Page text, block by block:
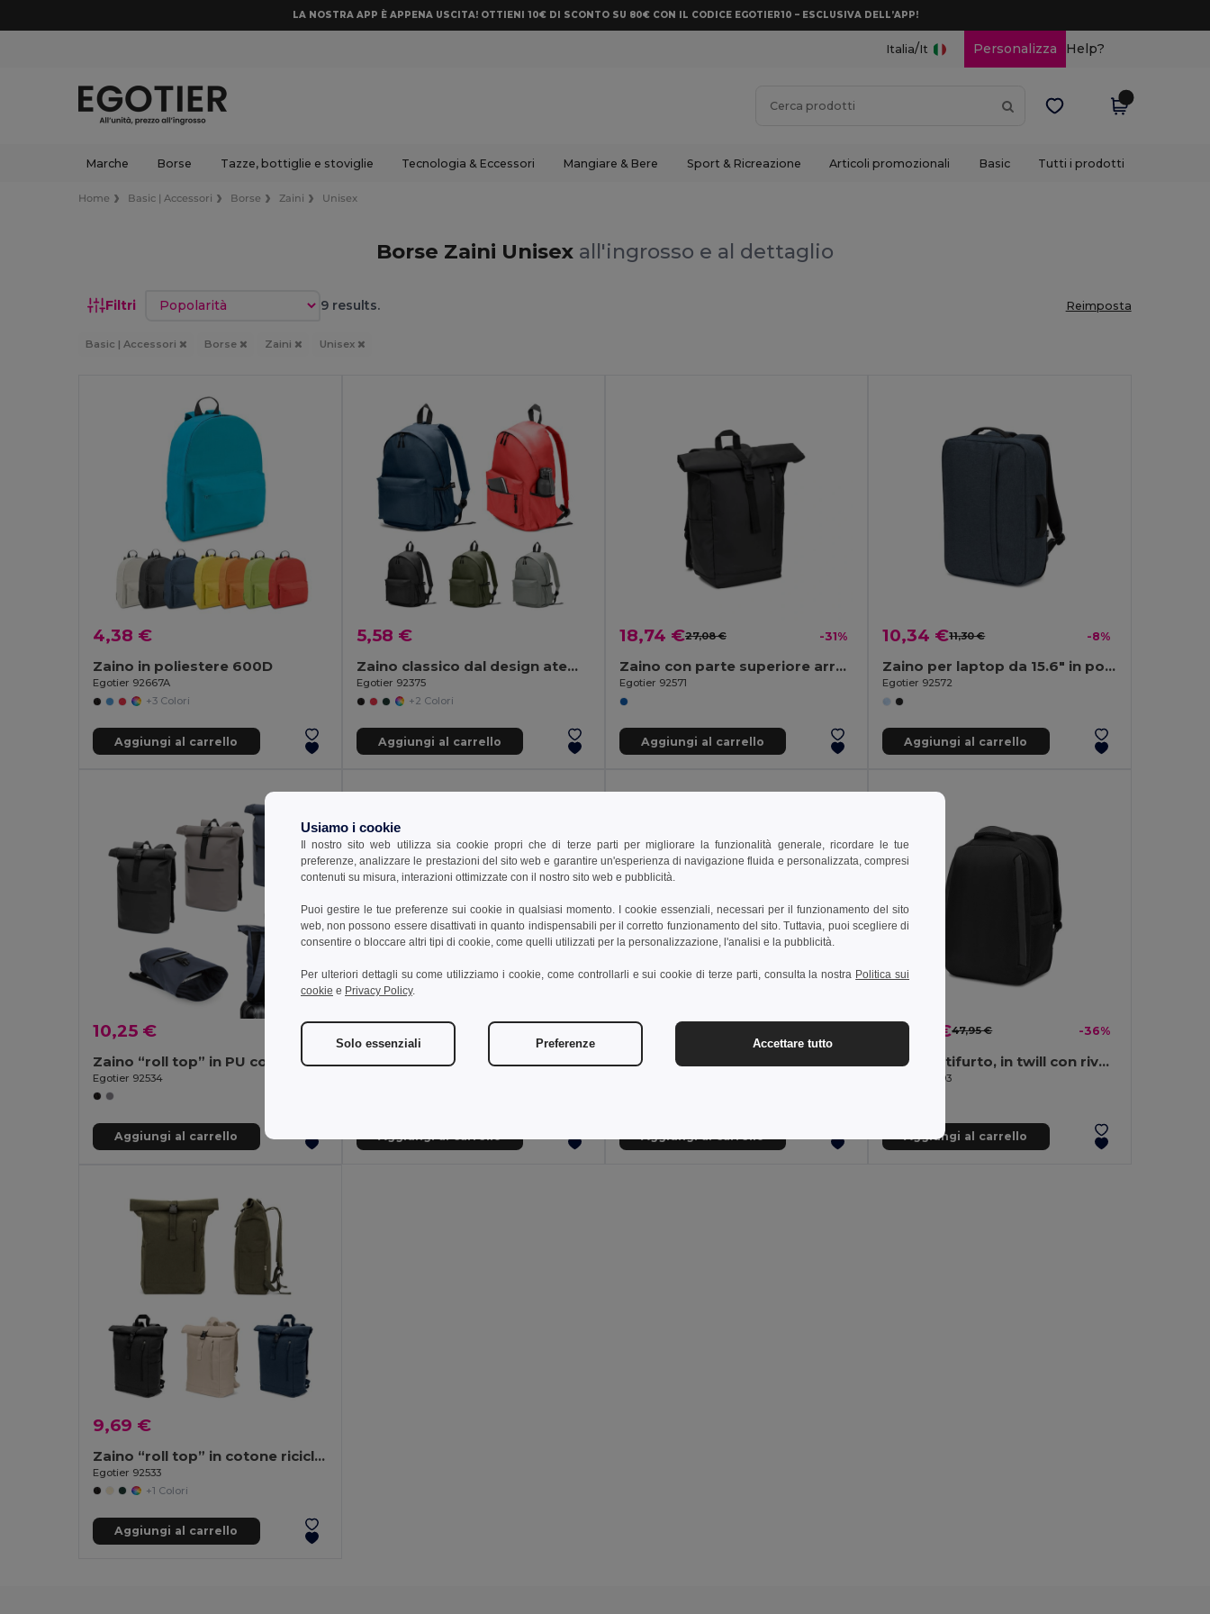
LA NOSTRA APP È APPENA USCITA! OTTIENI 10€ DI SCONTO SU 80€ CON IL CODICE EGOTIER10 – ESCLUSIVA DELL’APP!
Italia/It Personalizza Help?
Marche Borse Tazze, bottiglie e stoviglie Tecnologia & Eccessori Mangiare & Bere Sport & Ricreazione Articoli promozionali Basic Tutti i prodotti
Home Basic | Accessori Borse Zaini Unisex
Borse Zaini Unisex all'ingrosso e al dettaglio
Filtri Ordina per 9 results. Reimposta
Basic | Accessori Borse Zaini Unisex
4,38 €
Zaino in poliestere 600D
Egotier 92667A
+3 Colori
Aggiungi al carrello
5,58 €
Zaino classico dal design atemporale in poliestere riciclato 600D
Egotier 92375
+2 Colori
Aggiungi al carrello
18,74 €27,08 € -31%
Zaino con parte superiore arrotolabile e sistema di cerniera che consente di arrotolare la parte superiore per adattarla al volume dello zaino, realizzato in poliestere riciclato 600D
Egotier 92571
Aggiungi al carrello
10,34 €11,30 € -8%
Zaino per laptop da 15.6" in poliestere riciclato 300D ad alta densità
Egotier 92572
Aggiungi al carrello
10,25 €
Zaino “roll top” in PU con tasca per laptop da 16"
Egotier 92534
Aggiungi al carrello
Zaino per laptop in poliestere riciclato 600D ad alta densità 15"
Aggiungi al carrello
19,18 €
Aggiungi al carrello
30,60 €47,95 € -36%
Zaino antifurto, in twill con rivestimento idrorepellente e poliestere riciclato 600D ad alta densità, per laptop da 17.3"
Egotier 92393
Aggiungi al carrello
9,69 €
Zaino “roll top” in cotone riciclato e poliestere riciclato (380 g/m²)
Egotier 92533
+1 Colori
Aggiungi al carrello
Usiamo i cookie
Il nostro sito web utilizza sia cookie propri che di terze parti per migliorare la funzionalità generale, ricordare le tue
preferenze, analizzare le prestazioni del sito web e garantire un'esperienza di navigazione fluida e personalizzata, compresi
contenuti su misura, interazioni ottimizzate con il nostro sito web e pubblicità.
Puoi gestire le tue preferenze sui cookie in qualsiasi momento. I cookie essenziali, necessari per il funzionamento del sito
web, non possono essere disattivati in quanto indispensabili per il corretto funzionamento del sito. Tuttavia, puoi scegliere di
consentire o bloccare altri tipi di cookie, come quelli utilizzati per la personalizzazione, l'analisi e la pubblicità.
Per ulteriori dettagli su come utilizziamo i cookie, come controllarli e sui cookie di terze parti, consulta la nostra Politica sui
cookie e Privacy Policy.
Solo essenziali Preferenze Accettare tutto